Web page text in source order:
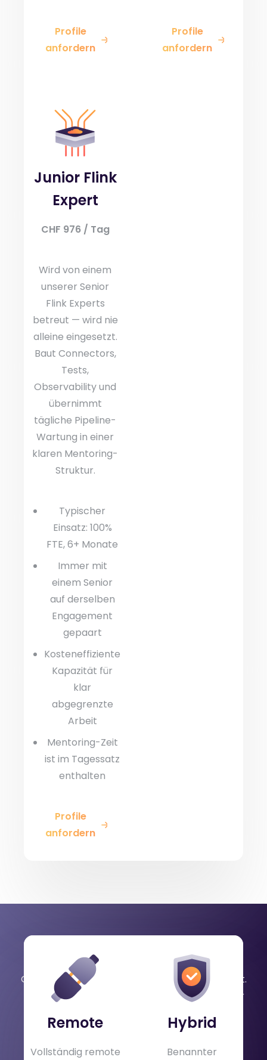
Profile
anfordern
Profile
anfordern
Junior Flink
Expert
CHF 976 / Tag
Wird von einem
unserer Senior
Flink Experts
betreut — wird nie
alleine eingesetzt.
Baut Connectors,
Tests,
Observability und
übernimmt
tägliche Pipeline-
Wartung in einer
klaren Mentoring-
Struktur.
Typischer
Einsatz: 100%
FTE, 6+ Monate
Immer mit
einem Senior
auf derselben
Engagement
gepaart
Kosteneffiziente
Kapazität für
klar
abgegrenzte
Arbeit
Mentoring-Zeit
ist im Tagessatz
enthalten
Profile
anfordern
Engagement-Modelle
Gleicher Tagessatz, unabhängig vom Arbeitsort.
Reisekosten werden für Einsätze außerhalb der
Remote
Vollständig remote
Hybrid
Benannter